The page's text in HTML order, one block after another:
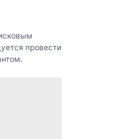
провести